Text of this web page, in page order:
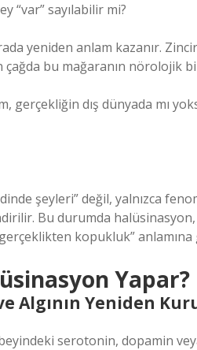
“var” sayılabilir mi?
yeniden anlam kazanır.
çağda bu mağaranın nörolojik
gerçekliğin dış dünyada mı
şeyleri” değil, yalnızca
Bu durumda halüsinasyon,
kopukluk” anlamına
Yapar?
Algının Yeniden
beyindeki serotonin, dopamin